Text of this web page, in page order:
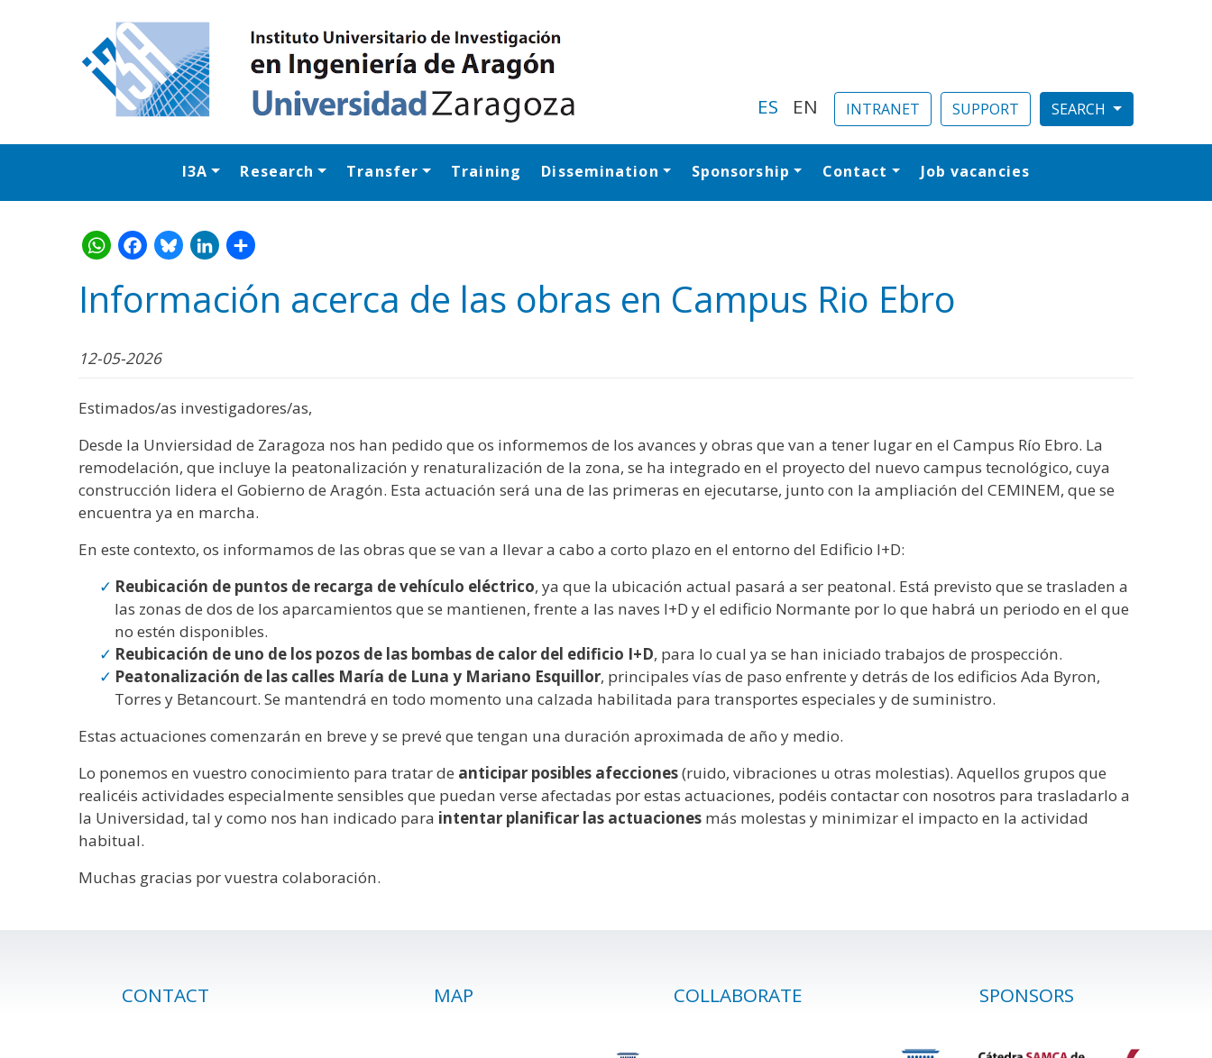
ES EN INTRANET SUPPORT
Navegación principal
I3A Research Transfer Training Dissemination Sponsorship Contact Job vacancies
Información acerca de las obras en Campus Rio Ebro
12-05-2026
Estimados/as investigadores/as,
Desde la Unviersidad de Zaragoza nos han pedido que os informemos de los avances y obras que van a tener lugar en el Campus Río Ebro. La
remodelación, que incluye la peatonalización y renaturalización de la zona, se ha integrado en el proyecto del nuevo campus tecnológico, cuya
construcción lidera el Gobierno de Aragón. Esta actuación será una de las primeras en ejecutarse, junto con la ampliación del CEMINEM, que se
encuentra ya en marcha.
En este contexto, os informamos de las obras que se van a llevar a cabo a corto plazo en el entorno del Edificio I+D:
Reubicación de puntos de recarga de vehículo eléctrico, ya que la ubicación actual pasará a ser peatonal. Está previsto que se trasladen a
las zonas de dos de los aparcamientos que se mantienen, frente a las naves I+D y el edificio Normante por lo que habrá un periodo en el que
no estén disponibles.
Reubicación de uno de los pozos de las bombas de calor del edificio I+D, para lo cual ya se han iniciado trabajos de prospección.
Peatonalización de las calles María de Luna y Mariano Esquillor, principales vías de paso enfrente y detrás de los edificios Ada Byron,
Torres y Betancourt. Se mantendrá en todo momento una calzada habilitada para transportes especiales y de suministro.
Estas actuaciones comenzarán en breve y se prevé que tengan una duración aproximada de año y medio.
Lo ponemos en vuestro conocimiento para tratar de anticipar posibles afecciones(ruido, vibraciones u otras molestias). Aquellos grupos que
realicéis actividades especialmente sensibles que puedan verse afectadas por estas actuaciones, podéis contactar con nosotros para trasladarlo a
la Universidad, tal y como nos han indicado para intentar planificar las actuaciones más molestas y minimizar el impacto en la actividad
habitual.
Muchas gracias por vuestra colaboración.
CONTACT MAP COLLABORATE SPONSORS